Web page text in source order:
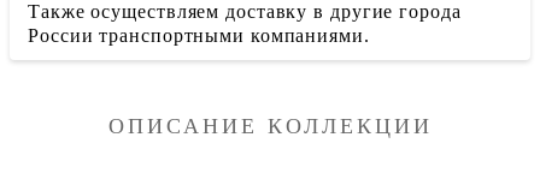
Также осуществляем доставку в другие города
России транспортными компаниями.
ОПИСАНИЕ КОЛЛЕКЦИИ